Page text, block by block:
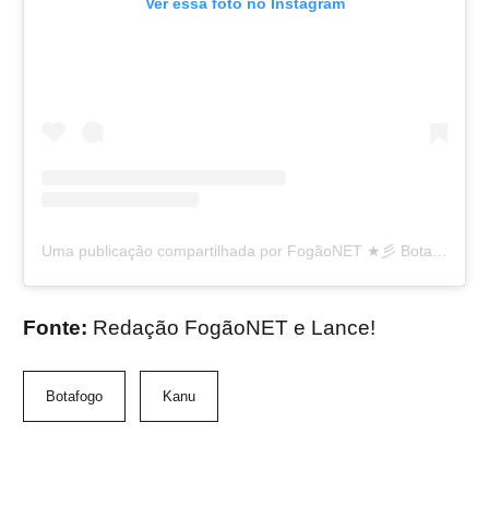
Fonte: Redação FogãoNET e Lance!
Botafogo Kanu